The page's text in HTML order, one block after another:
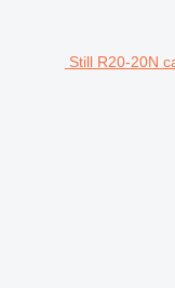
Still R20-20N